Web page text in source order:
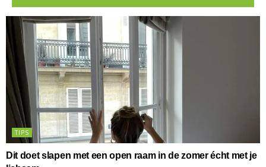
TIPS
Dit doet slapen met een open raam in de zomer écht met je